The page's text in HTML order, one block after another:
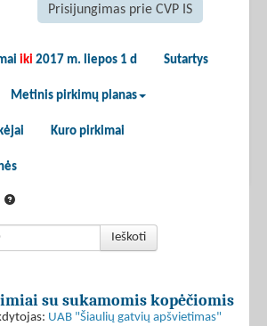
Prisijungimas prie CVP IS
iki 2017 m. liepos 1 d Sutartys
Metinis pirkimų planas
Kuro pirkimai
Ieškoti
su sukamomis kopėčiomis
UAB "Šiaulių gatvių apšvietimas"